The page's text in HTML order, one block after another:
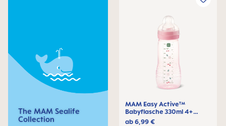
The MAM Sealife
Collection
MAM Easy Active™
Babyflasche 330ml 4+
Monate, 1 Stck
ab6,99 €